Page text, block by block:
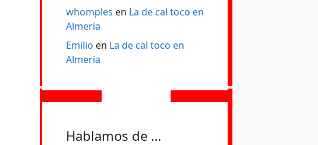
whomples en La de cal toco en
Almeria
Emilio en La de cal toco en
Almeria
Hablamos de …